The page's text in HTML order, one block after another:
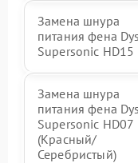
Замена шнура
питания фена
Supersonic HD15
Замена шнура
питания фена
Supersonic HD07
(Красный/
Серебристый)